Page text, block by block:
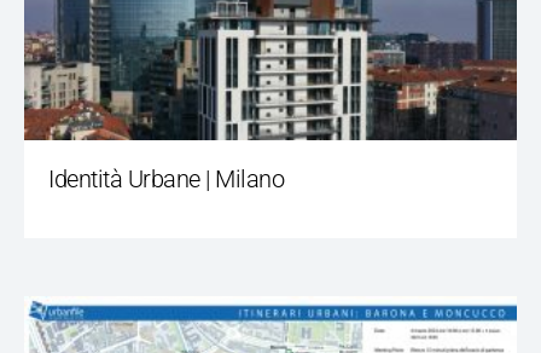
Identità Urbane | Milano